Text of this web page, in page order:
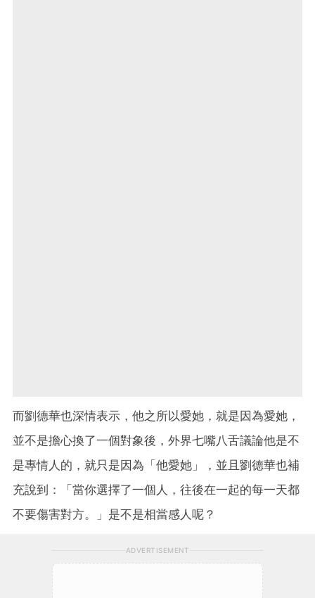
而劉德華也深情表示，他之所以愛她，就是因為愛她，
並不是擔心換了一個對象後，外界七嘴八舌議論他是不
是專情人的，就只是因為「他愛她」，並且劉德華也補
充說到：「當你選擇了一個人，往後在一起的每一天都
不要傷害對方。」是不是相當感人呢？
ADVERTISEMENT